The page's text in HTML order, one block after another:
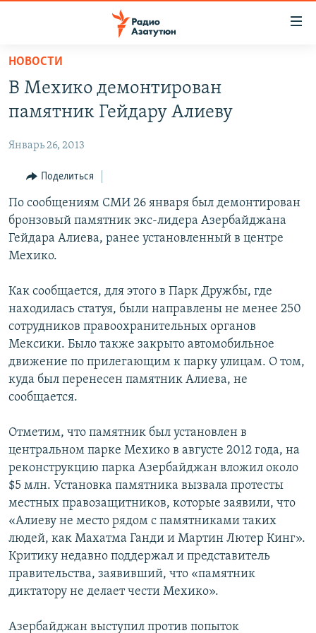
Перейти
основному
содержанию
навигации
Перейти
поиску
ОБЩЕСТВО
ЭКОНОМИКА
РЕГИОН
НАГОРНЫЙ КАРАБАХ
КУЛЬТУРА
АРХИВ
Հայերեն
English
Русский
Все сайты Радио Азатутюн
НОВОСТИ
В Мехико демонтирован
памятник Гейдару Алиеву
Январь 26, 2013
Поделиться
По сообщениям СМИ 26 января был демонтирован
бронзовый памятник экс-лидера Азербайджана
Гейдара Алиева, ранее установленный в центре
Мехико.
Как сообщается, для этого в Парк Дружбы, где
находилась статуя, были направлены не менее 250
сотрудников правоохранительных органов
Мексики. Было также закрыто автомобильное
движение по прилегающим к парку улицам. О том,
куда был перенесен памятник Алиева, не
сообщается.
Отметим, что памятник был установлен в
центральном парке Мехико в августе 2012 года, на
реконструкцию парка Азербайджан вложил около
$5 млн. Установка памятника вызвала протесты
местных правозащитников, которые заявили, что
«Алиеву не место рядом с памятниками таких
людей, как Махатма Ганди и Мартин Лютер Кинг».
Критику недавно поддержал и представитель
правительства, заявивший, что «памятник
диктатору не делает чести Мехико».
Азербайджан выступил против попыток